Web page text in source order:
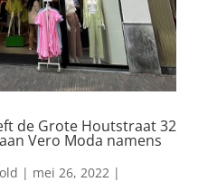
de Grote Houtstraat 32
Vero Moda namens
| mei 26, 2022|